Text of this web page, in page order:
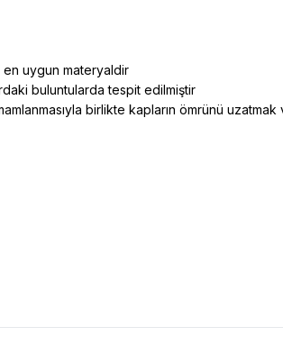
en uygun materyaldir
buluntularda tespit edilmiştir
birlikte kapların ömrünü uzatmak